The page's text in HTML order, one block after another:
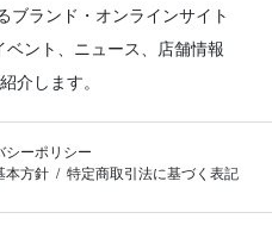
ブランド・オンラインサイト
ント、ニュース、店舗情報
介します。
シーポリシー
本方針
特定商取引法に基づく表記